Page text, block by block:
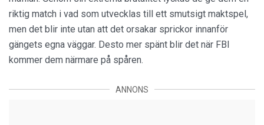
riktig match i vad som utvecklas till ett smutsigt maktspel,
men det blir inte utan att det orsakar sprickor innanför
gängets egna väggar. Desto mer spänt blir det när FBI
kommer dem närmare på spåren.
ANNONS